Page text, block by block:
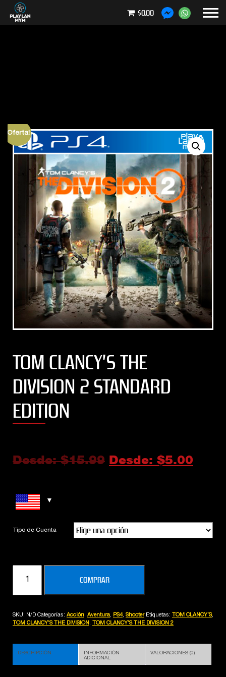
$0.00
¡Oferta!
TOM CLANCY’S THE
DIVISION 2 STANDARD
EDITION
Desde:$15.99 Desde: $5.00
Tipo de Cuenta
CLANCY’S
THE
2
EDITION
cantidad
COMPRAR
SKU: N/D Categorías: Acción, Aventura, PS4, Shooter Etiquetas: TOM CLANCY’S,
TOM CLANCY’S THE DIVISION , TOM CLANCY’S THE DIVISION 2
DESCRIPCIÓN
INFORMACIÓN
ADICIONAL
VALORACIONES (0)